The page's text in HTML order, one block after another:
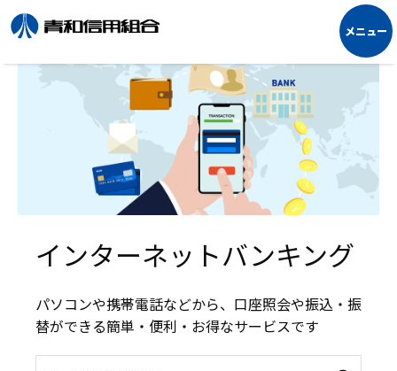
インターネットバンキング
パソコンや携帯電話などから、口座照会や振込・振
替ができる簡単・便利・お得なサービスです